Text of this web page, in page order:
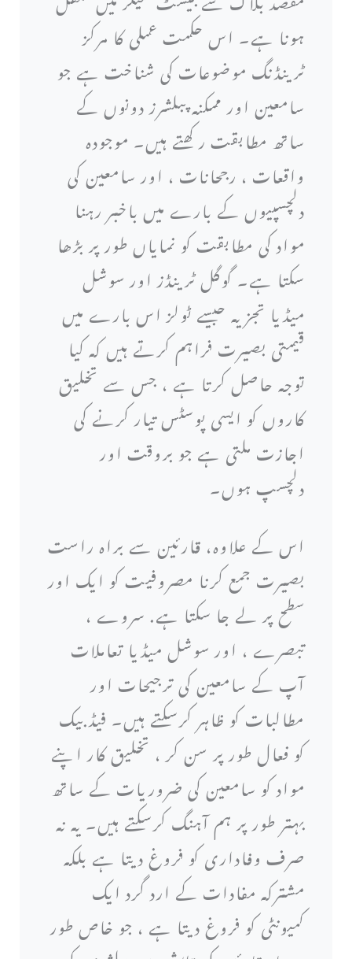
ہونا ہے۔ اس حکمت عملی کا مرکز
ٹرینڈنگ موضوعات کی شناخت ہے جو
سامعین اور ممکنہ پبلشرز دونوں کے
ساتھ مطابقت رکھتے ہیں۔ موجودہ
واقعات ، رجحانات ، اور سامعین کی
دلچسپیوں کے بارے میں باخبر رہنا
مواد کی مطابقت کو نمایاں طور پر بڑھا
سکتا ہے۔ گوگل ٹرینڈز اور سوشل
میڈیا تجزیہ جیسے ٹولز اس بارے میں
قیمتی بصیرت فراہم کرتے ہیں کہ کیا
توجہ حاصل کرتا ہے ، جس سے تخلیق
کاروں کو ایسی پوسٹس تیار کرنے کی
اجازت ملتی ہے جو بروقت اور
دلچسپ ہوں۔
اس کے علاوہ، قارئین سے براہ راست
بصیرت جمع کرنا مصروفیت کو ایک اور
سطح پر لے جا سکتا ہے. سروے ،
تبصرے ، اور سوشل میڈیا تعاملات
آپ کے سامعین کی ترجیحات اور
مطالبات کو ظاہر کرسکتے ہیں۔ فیڈ بیک
کو فعال طور پر سن کر ، تخلیق کار اپنے
مواد کو سامعین کی ضروریات کے ساتھ
بہتر طور پر ہم آہنگ کرسکتے ہیں۔ یہ نہ
صرف وفاداری کو فروغ دیتا ہے بلکہ
مشترکہ مفادات کے ارد گرد ایک
کمیونٹی کو فروغ دیتا ہے ، جو خاص طور